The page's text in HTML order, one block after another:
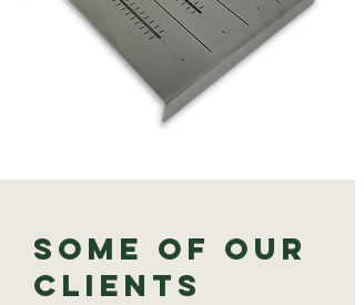
Some of our
Clients